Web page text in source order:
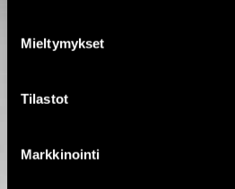
Mieltymykset
Tilastot
Markkinointi
Puh.
Eerikinkatu 36